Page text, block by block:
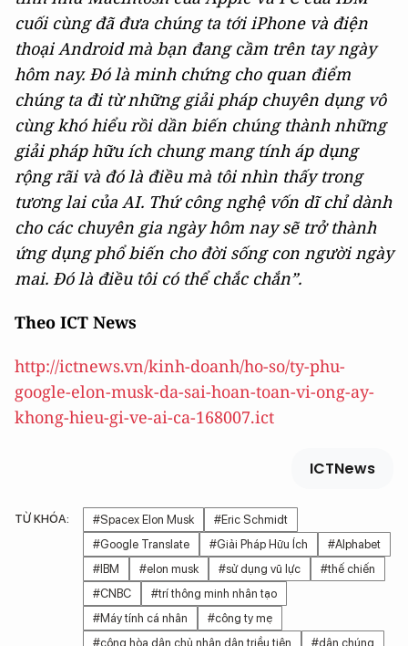
cuối cùng đã đưa chúng ta tới iPhone và điện
thoại Android mà bạn đang cầm trên tay ngày
hôm nay. Đó là minh chứng cho quan điểm
chúng ta đi từ những giải pháp chuyên dụng vô
cùng khó hiểu rồi dần biến chúng thành những
giải pháp hữu ích chung mang tính áp dụng
rộng rãi và đó là điều mà tôi nhìn thấy trong
tương lai của AI. Thứ công nghệ vốn dĩ chỉ dành
cho các chuyên gia ngày hôm nay sẽ trở thành
ứng dụng phổ biến cho đời sống con người ngày
mai. Đó là điều tôi có thể chắc chắn”.
Theo ICT News
http://ictnews.vn/kinh-doanh/ho-so/ty-phu-
google-elon-musk-da-sai-hoan-toan-vi-ong-ay-
khong-hieu-gi-ve-ai-ca-168007.ict
ICTNews
TỪ KHÓA: #Spacex Elon Musk
#Eric Schmidt
#Google Translate
#Giải Pháp Hữu Ích
#Alphabet
#IBM
#elon musk #sử dụng vũ lực
#thế chiến
#CNBC
#trí thông minh nhân tạo
#Máy tính cá nhân
#công ty mẹ
#cộng hòa dân chủ nhân dân triều tiên
#dân chúng